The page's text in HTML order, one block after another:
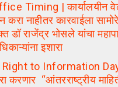
Timing | कार्यालयीन
नाहीतर कारवाईला
डॉ राजेंद्र भोसले यांचा
इशारा
to Information
करणार “आंतरराष्ट्रीय